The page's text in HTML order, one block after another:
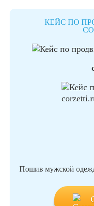
КЕЙС ПО
Пошив мужской